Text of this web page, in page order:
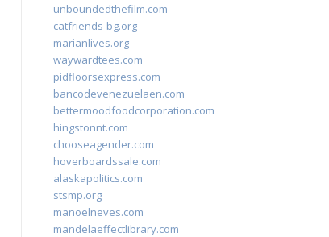
unboundedthefilm.com
catfriends-bg.org
marianlives.org
waywardtees.com
pidfloorsexpress.com
bancodevenezuelaen.com
bettermoodfoodcorporation.com
hingstonnt.com
chooseagender.com
hoverboardssale.com
alaskapolitics.com
stsmp.org
manoelneves.com
mandelaeffectlibrary.com